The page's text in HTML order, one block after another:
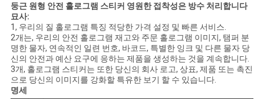
스
경
우
둥근 원형 안전 홀로그램 스티커 영원한 접착성은 방수 처리합니다
묘사:
1, 우리의 질 홀로그램 특징 적당한 가격 설정 및 빠른 서비스.
2개는, 우리의 안전 홀로그램 재고와 주문 홀로그램 이미지, 탬퍼 분
명한 물자, 연속적인 일련 번호, 바코드, 특별한 잉크 및 다른 물자 당
신의 안전과 예산 요구에 응하는 제품을 생성하는 것을 계속합니다.
3개, 홀로그램 스티커는 또한 당신의 회사 로고, 상표, 제품 또는 촉진
으로 당신의 이미지를 강화할 특유한 보기 할 수 있습니다.
명세